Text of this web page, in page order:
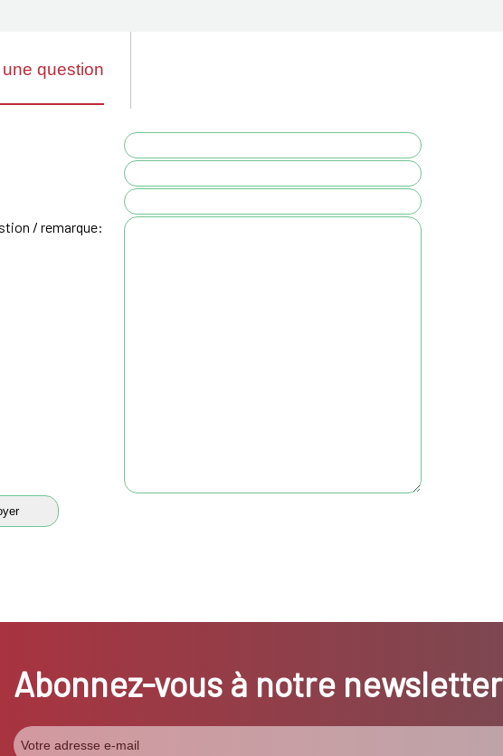
question
/ remarque:
Abonnez-vous à notre newsletter